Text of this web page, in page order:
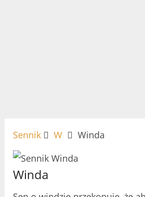
Sennik W Winda
Winda